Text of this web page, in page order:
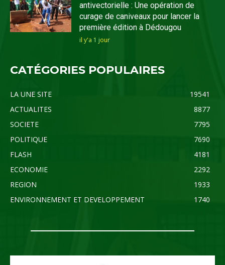
antivectorielle : Une opération de
curage de caniveaux pour lancer la
première édition à Dédougou
il y'a 1 jour
CATÉGORIES POPULAIRES
LA UNE SITE
19541
ACTUALITES
8877
SOCIETE
7795
POLITIQUE
7690
FLASH
4181
ECONOMIE
2292
REGION
1933
ENVIRONNEMENT ET DEVELOPPEMENT
1740